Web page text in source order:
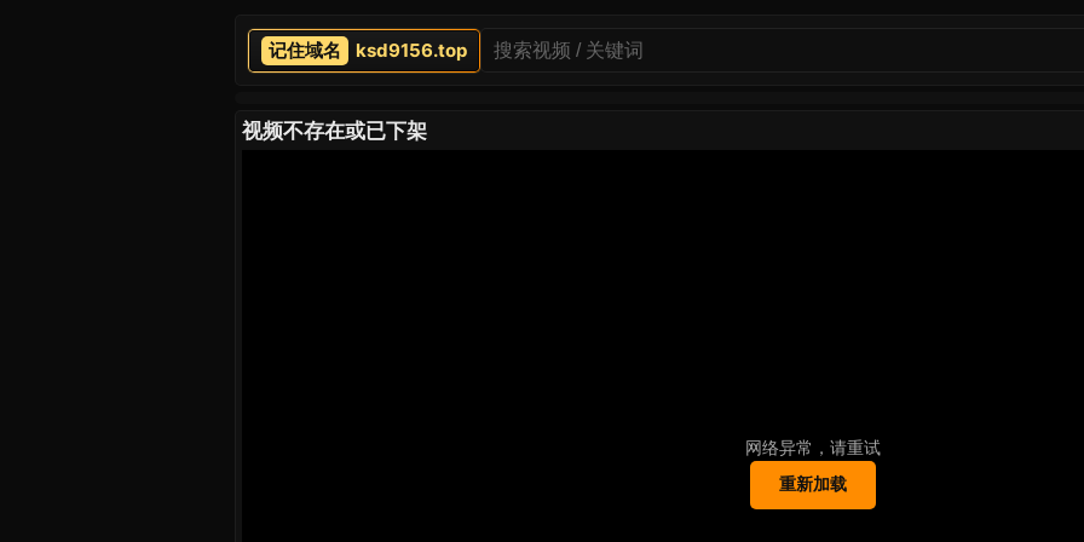
ksd9156.top
视频不存在或已下架
网络异常，请重试
重新加载